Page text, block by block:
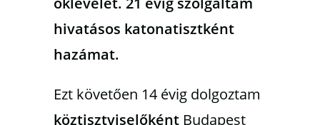
hivatásos katonatisztként
hazámat.
Ezt követően 14 évig dolgoztam
köztisztviselőként Budapest